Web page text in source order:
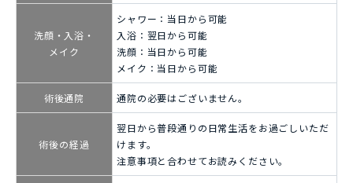
洗顔・入浴・
メイク
シャワー：当日から可能
入浴：翌日から可能
洗顔：当日から可能
メイク：当日から可能
術後通院 通院の必要はございません。
術後の経過
翌日から普段通りの日常生活をお過ごしいただ
けます。
注意事項と合わせてお読みください。